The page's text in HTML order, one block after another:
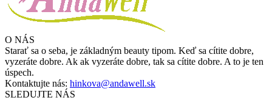
O NÁS
Starať sa o seba, je základným beauty tipom. Keď sa cítite dobre,
vyzeráte dobre. Ak ak vyzeráte dobre, tak sa cítite dobre. A to je ten
úspech.
Kontaktujte nás: hinkova@andawell.sk
SLEDUJTE NÁS